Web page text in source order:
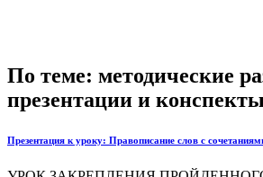
По теме: методические
презентации и конспекты
Презентация к уроку: Правописание слов с